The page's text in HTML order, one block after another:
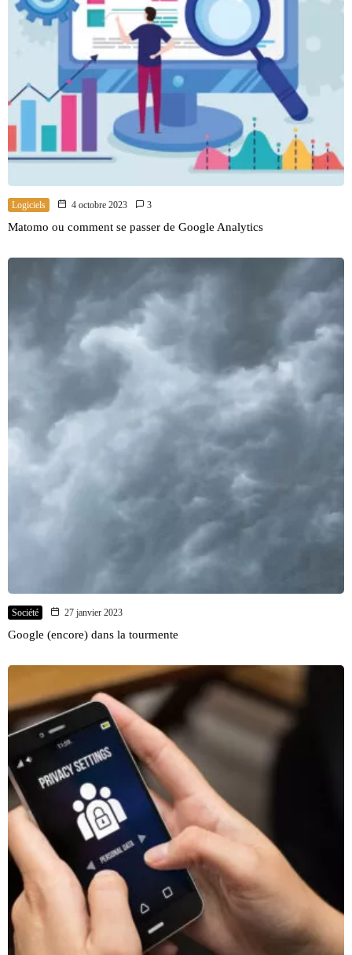
Logiciels 4 octobre 2023 3
Matomo ou comment se passer de Google Analytics
Société 27 janvier 2023
Google (encore) dans la tourmente